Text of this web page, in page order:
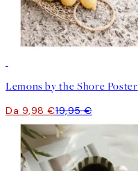
Lemons by the Shore Poster
Da 9,98 €19,95 €